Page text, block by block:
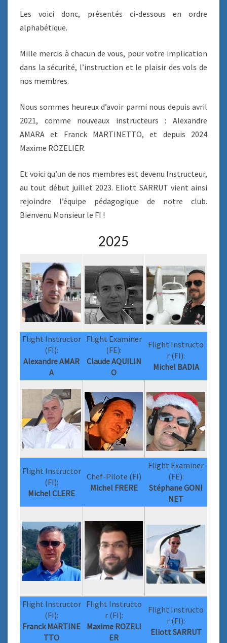
C
R
S
Les voici donc, présentés ci-dessous en ordre
alphabétique.
Mille mercis à chacun de vous, pour votre implication
dans la sécurité, l’instruction et le plaisir des vols de
nos membres.
Nous sommes heureux d’avoir parmi nous depuis avril
2021, comme nouveaux instructeurs : Alexandre
AMARA et Franck MARTINETTO, et depuis 2024
Maxime ROZELIER.
Et voici qu’un de nos membres est devenu Instructeur,
au tout début juillet 2023. Eliott SARRUT vient ainsi
rejoindre l’équipe pédagogique de notre club.
Bienvenu Monsieur le FI !
2025
Flight Instructor
(FI):
Alexandre AMAR
A
Flight Examiner
(FE):
Claude AQUILIN
O
Flight Instructo
r (FI):
Michel BADIA
Flight Instructor
(FI):
Michel CLERE
Chef-Pilote (FI)
Michel FRERE
Flight Examiner
(FE):
Stéphane GONI
NET
Flight Instructor
(FI):
Franck MARTINE
TTO
Flight Instructo
r (FI):
Maxime ROZELI
ER
Flight Instructo
r (FI):
Eliott SARRUT